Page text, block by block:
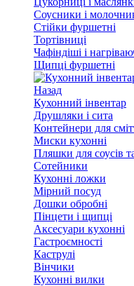
Соусники і
Стійки фуршетні
Тортівниці
Чафіндіші і
Щипці фуршетні
Назад
Кухонний інвентар
Друшляки і сита
Контейнери для
Миски кухонні
Пляшки для соусів
Сотейники
Кухонні ложки
Мірний посуд
Дошки обробні
Пінцети і щипці
Аксесуари кухонні
Гастроємності
Каструлі
Вінчики
Кухонні вилки